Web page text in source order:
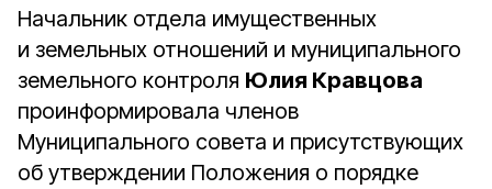
Начальник отдела имущественных
и земельных отношений и муниципального
земельного контроля Юлия Кравцова
проинформировала членов
Муниципального совета и присутствующих
об утверждении Положения о порядке